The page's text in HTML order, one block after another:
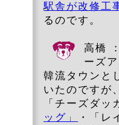
駅舎が改修工
るのです。
高橋
ーズ
韓流タウンと
いたのですが
「チーズダッ
ッグ」
・「レ